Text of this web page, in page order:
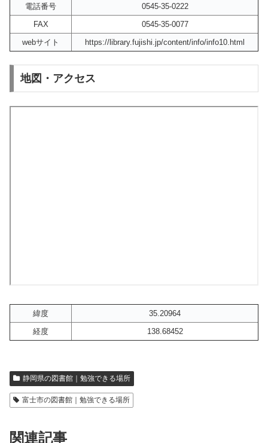
電話番号
0545-35-0222
FAX
0545-35-0077
webサイト
https://library.fujishi.jp/content/info/info10.html
地図・アクセス
緯度
35.20964
経度
138.68452
静岡県の図書館｜勉強できる場所
富士市の図書館｜勉強できる場所
関連記事